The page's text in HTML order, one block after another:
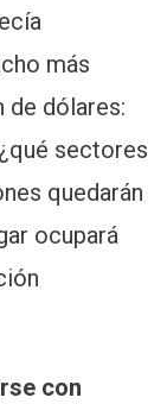
más
de dólares:
sectores
quedarán
ocupará
con